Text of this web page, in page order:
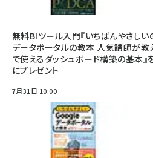
無料BIツール入門『いちばんやさし
データポータルの教本 人気講師が教
で使えるダッシュボード構築の基本』
にプレゼント
7月31日 10:00